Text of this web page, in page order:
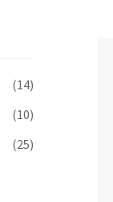
(14)
(10)
(25)